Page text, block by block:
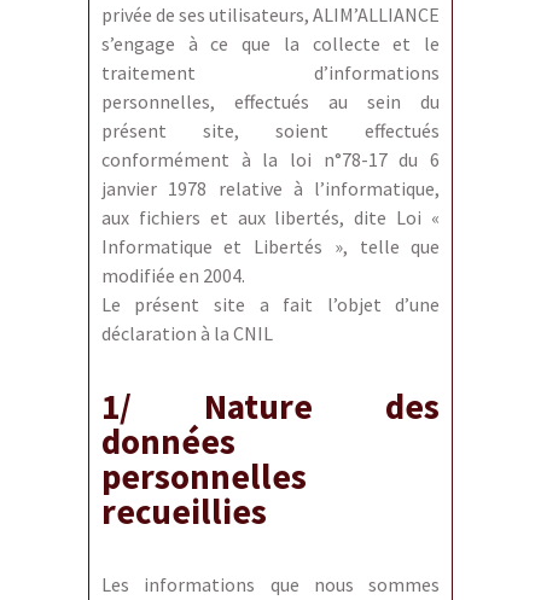
privée de ses utilisateurs, ALIM’ALLIANCE
s’engage à ce que la collecte et le
traitement d’informations
personnelles, effectués au sein du
présent site, soient effectués
conformément à la loi n°78-17 du 6
janvier 1978 relative à l’informatique,
aux fichiers et aux libertés, dite Loi «
Informatique et Libertés », telle que
modifiée en 2004.
Le présent site a fait l’objet d’une
déclaration à la CNIL
1/ Nature des
données
personnelles
recueillies
Les informations que nous sommes